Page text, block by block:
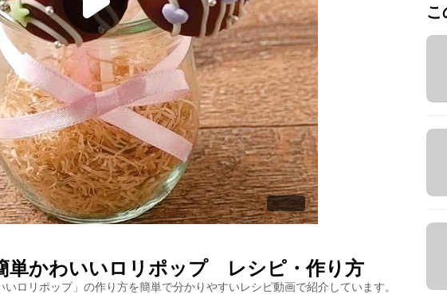
単かわいいロリポップレシピ・作り方
いロリポップ」の作り方を簡単で分かりやすいレシピ動画で紹介しています。